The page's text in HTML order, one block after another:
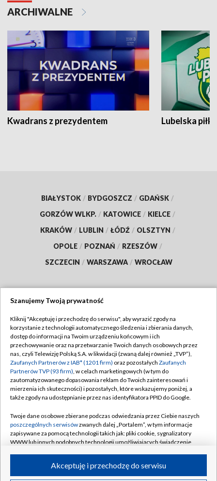
ARCHIWALNE
Kwadrans z prezydentem Lubelska piłka
BIAŁYSTOK / BYDGOSZCZ / GDAŃSK /
GORZÓW WLKP. / KATOWICE / KIELCE /
KRAKÓW / LUBLIN / ŁÓDŹ / OLSZTYN /
OPOLE / POZNAŃ / RZESZÓW /
SZCZECIN / WARSZAWA / WROCŁAW
TVP
Abonament TVP
Emisja w TVP
Centrum informacji TVP
Naziemna Telewizja Cyfrowa
Rada Programowa
System NOS
Informacje o nadawcy
Program dla prasy
Regulamin TVP
Polityka prywatności
Moje zgody
Pomoc
Kontakt
Kanały
Szanujemy Twoją prywatność
Kliknij "Akceptuję i przechodzę do serwisu", aby wyrazić zgody na
korzystanie z technologii automatycznego śledzenia i zbierania danych,
dostęp do informacji na Twoim urządzeniu końcowym i ich
przechowywanie oraz na przetwarzanie Twoich danych osobowych przez
nas, czyli Telewizję Polską S.A. w likwidacji (zwaną dalej również „TVP”),
Zaufanych Partnerów z IAB* (1201 firm) oraz pozostałych Zaufanych
Partnerów TVP (93 firm), w celach marketingowych (w tym do
zautomatyzowanego dopasowania reklam do Twoich zainteresowań i
mierzenia ich skuteczności) i pozostałych, które wskazujemy poniżej, a
także zgody na udostępnianie przez nas identyfikatora PPID do Google.
Twoje dane osobowe zbierane podczas odwiedzania przez Ciebie naszych
poszczególnych serwisówzwanych dalej „Portalem”, w tym informacje
zapisywane za pomocą technologii takich jak: pliki cookie, sygnalizatory
WWW lub innych podobnych technologii umożliwiających świadczenie
ruchu w Internecie.Akceptuję i przechodzę do serwisu